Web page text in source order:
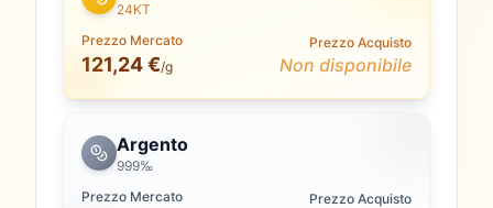
24KT
Prezzo Mercato
121,24 €/g
Prezzo Acquisto
Non disponibile
Argento
999‰
Prezzo Mercato
Prezzo Acquisto